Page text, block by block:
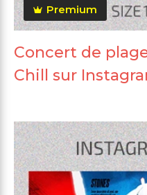
Premium
Concert de
Chill sur